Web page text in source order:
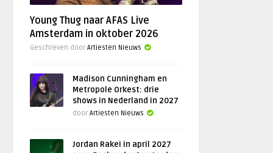
Young Thug naar AFAS Live
Amsterdam in oktober 2026
Geschreven doorArtiesten Nieuws
Madison Cunningham en
Metropole Orkest: drie
shows in Nederland in 2027
doorArtiesten Nieuws
Jordan Rakei in april 2027